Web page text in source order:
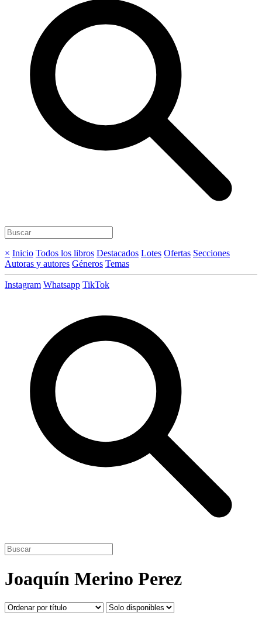
× Inicio Todos los libros Destacados Lotes Ofertas Secciones
Autoras y autores Géneros Temas
Instagram Whatsapp TikTok
Joaquín Merino Perez